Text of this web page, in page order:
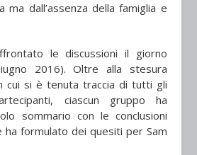
ma dall’assenza della famiglia e
le discussioni il giorno
2016). Oltre alla stesura
cui si è tenuta traccia di tutti gli
ciascun gruppo ha
sommario con le conclusioni
ha formulato dei quesiti per Sam